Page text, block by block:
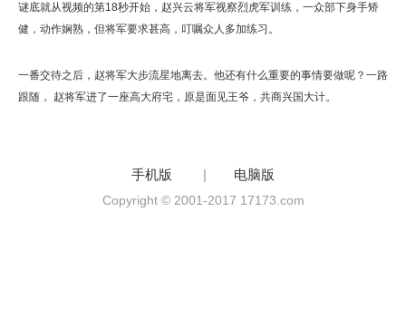
谜底就从视频的第18秒开始，赵兴云将军视察烈虎军训练，一众部下身手矫
健，动作娴熟，但将军要求甚高，叮嘱众人多加练习。
一番交待之后，赵将军大步流星地离去。他还有什么重要的事情要做呢？一路
跟随，
赵将军进了一座高大府宅，原是面见王爷，共商兴国大计。
手机版 | 电脑版
Copyright © 2001-2017 17173.com